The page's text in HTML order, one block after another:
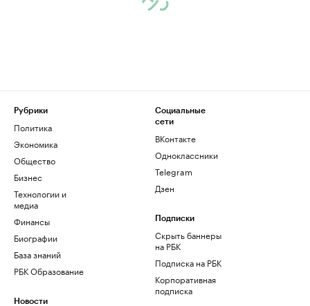
Рубрики
Политика
Экономика
Общество
Бизнес
Технологии и
медиа
Финансы
Биографии
База знаний
РБК Образование
Новости
Социальные
сети
ВКонтакте
Одноклассники
Telegram
Дзен
Подписки
Скрыть баннеры
на РБК
Подписка на РБК
Корпоративная
подписка